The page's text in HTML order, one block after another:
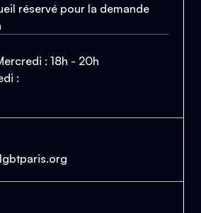
réservé pour la demande
: 18h - 20h
: